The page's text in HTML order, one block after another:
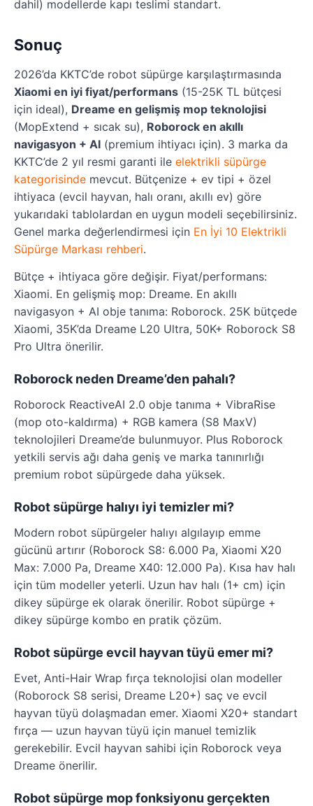
dahil) modellerde kapı teslimi standart.
Sonuç
2026’da KKTC’de robot süpürge karşılaştırmasında
Xiaomi en iyi fiyat/performans (15-25K TL bütçesi
için ideal), Dreame en gelişmiş mop teknolojisi
(MopExtend + sıcak su), Roborock en akıllı
navigasyon + AI (premium ihtiyacı için). 3 marka da
KKTC’de 2 yıl resmi garanti ile elektrikli süpürge
kategorisinde mevcut. Bütçenize + ev tipi + özel
ihtiyaca (evcil hayvan, halı oranı, akıllı ev) göre
yukarıdaki tablolardan en uygun modeli seçebilirsiniz.
Genel marka değerlendirmesi için En İyi 10 Elektrikli
Süpürge Markası rehberi.
Bütçe + ihtiyaca göre değişir. Fiyat/performans:
Xiaomi. En gelişmiş mop: Dreame. En akıllı
navigasyon + AI obje tanıma: Roborock. 25K bütçede
Xiaomi, 35K’da Dreame L20 Ultra, 50K+ Roborock S8
Pro Ultra önerilir.
Roborock neden Dreame’den pahalı?
Roborock ReactiveAI 2.0 obje tanıma + VibraRise
(mop oto-kaldırma) + RGB kamera (S8 MaxV)
teknolojileri Dreame’de bulunmuyor. Plus Roborock
yetkili servis ağı daha geniş ve marka tanınırlığı
premium robot süpürgede daha yüksek.
Robot süpürge halıyı iyi temizler mi?
Modern robot süpürgeler halıyı algılayıp emme
gücünü artırır (Roborock S8: 6.000 Pa, Xiaomi X20
Max: 7.000 Pa, Dreame X40: 12.000 Pa). Kısa hav halı
için tüm modeller yeterli. Uzun hav halı (1+ cm) için
dikey süpürge ek olarak önerilir. Robot süpürge +
dikey süpürge kombo en pratik çözüm.
Robot süpürge evcil hayvan tüyü emer mi?
Evet, Anti-Hair Wrap fırça teknolojisi olan modeller
(Roborock S8 serisi, Dreame L20+) saç ve evcil
hayvan tüyü dolaşmadan emer. Xiaomi X20+ standart
fırça — uzun hayvan tüyü için manuel temizlik
gerekebilir. Evcil hayvan sahibi için Roborock veya
Dreame önerilir.
Robot süpürge mop fonksiyonu gerçekten